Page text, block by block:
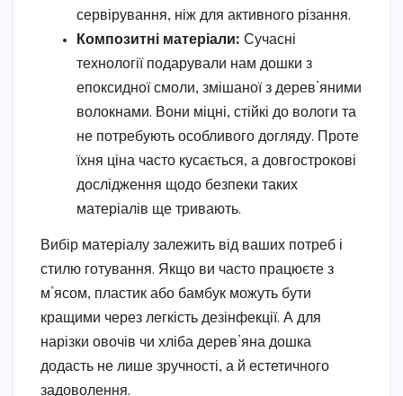
сервірування, ніж для активного різання.
Композитні матеріали: Сучасні
технології подарували нам дошки з
епоксидної смоли, змішаної з дерев’яними
волокнами. Вони міцні, стійкі до вологи та
не потребують особливого догляду. Проте
їхня ціна часто кусається, а довгострокові
дослідження щодо безпеки таких
матеріалів ще тривають.
Вибір матеріалу залежить від ваших потреб і
стилю готування. Якщо ви часто працюєте з
м’ясом, пластик або бамбук можуть бути
кращими через легкість дезінфекції. А для
нарізки овочів чи хліба дерев’яна дошка
додасть не лише зручності, а й естетичного
задоволення.